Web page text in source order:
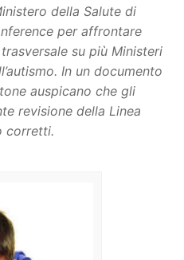
della Salute di
per affrontare
su più Ministeri
In un documento
auspicano che gli
revisione della Linea
corretti.